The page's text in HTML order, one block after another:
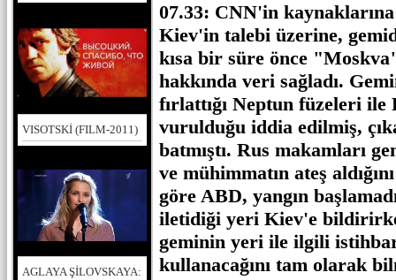
VISOTSKİ (FILM-2011)
AGLAYA ŞİLOVSKAYA:
07.33: CNN'in
Kiev'in talebi üzerine,
kısa bir süre önce
hakkında veri sağladı.
fırlattığı Neptun füzeleri
vurulduğu iddia edilmiş,
batmıştı. Rus makamları
ve mühimmatın ateş
göre ABD, yangın
iletidiği yeri Kiev'e
geminin yeri ile ilgili
kullanacağını tam olarak